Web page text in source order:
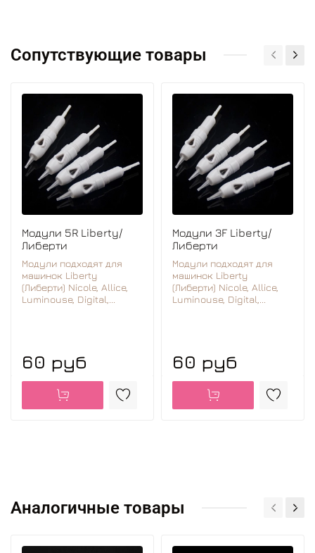
Сопутствующие товары
Модули 5R Liberty/
Либерти
Модули подходят для
машинок Liberty
(Либерти) Nicole, Allice,
Luminouse, Digital,...
60 руб
Модули 3F Liberty/
Либерти
Модули подходят для
машинок Liberty
(Либерти) Nicole, Allice,
Luminouse, Digital,...
60 руб
Аналогичные товары